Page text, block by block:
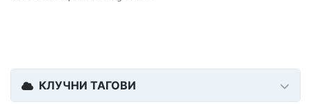
КЛУЧНИ ТАГОВИ